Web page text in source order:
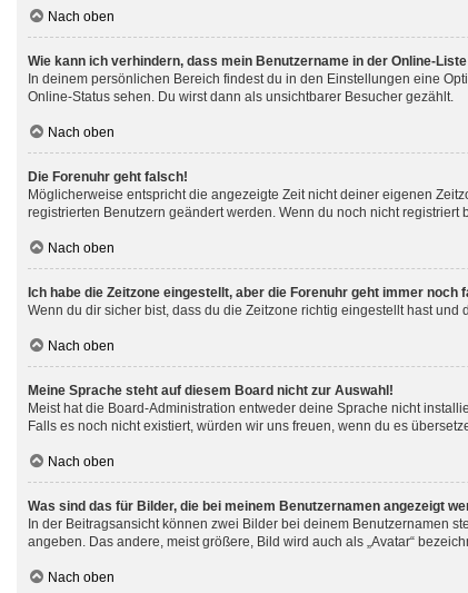
Nach oben
Wie kann ich verhindern, dass mein Benutzername in der Online-
In deinem persönlichen Bereich findest du in den Einstellungen eine
Online-Status sehen. Du wirst dann als unsichtbarer Besucher gezählt.
Nach oben
Die Forenuhr geht falsch!
Möglicherweise entspricht die angezeigte Zeit nicht deiner eigenen
registrierten Benutzern geändert werden. Wenn du noch nicht registriert
Nach oben
Ich habe die Zeitzone eingestellt, aber die Forenuhr geht immer noch
Wenn du dir sicher bist, dass du die Zeitzone richtig eingestellt hast
Nach oben
Meine Sprache steht auf diesem Board nicht zur Auswahl!
Meist hat die Board-Administration entweder deine Sprache nicht
Falls es noch nicht existiert, würden wir uns freuen, wenn du es
Nach oben
Was sind das für Bilder, die bei meinem Benutzernamen angezeigt
In der Beitragsansicht können zwei Bilder bei deinem Benutzernamen
angeben. Das andere, meist größere, Bild wird auch als „Avatar“
Nach oben